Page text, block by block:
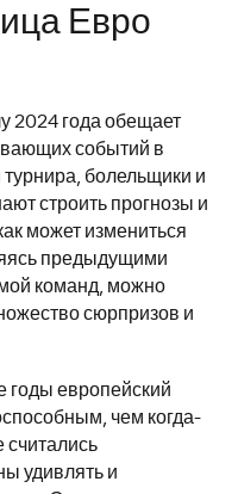
Евро
2024 года обещает
событий в
болельщики и
строить прогнозы и
может измениться
предыдущими
команд, можно
сюрпризов и
годы европейский
чем когда-
удивлять и